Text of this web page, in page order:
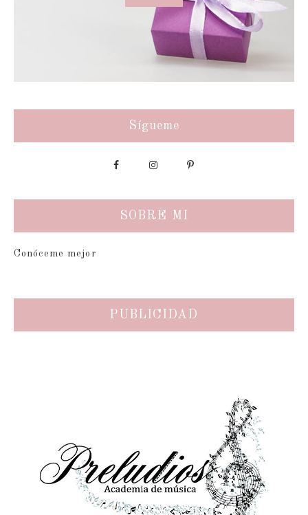
Sígueme
SOBRE MI
Conóceme mejor
PUBLICIDAD